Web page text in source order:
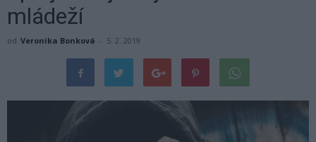
mládeží
od Veronika Bonková - 5. 2. 2019